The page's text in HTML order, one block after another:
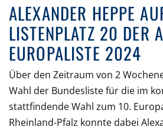
ALEXANDER HEPPE
LISTENPLATZ 20 DER
EUROPALISTE 2024
Über den Zeitraum von 2
Wahl der Bundesliste für die im
stattfindende Wahl zum 10.
Rheinland-Pfalz konnte dabei